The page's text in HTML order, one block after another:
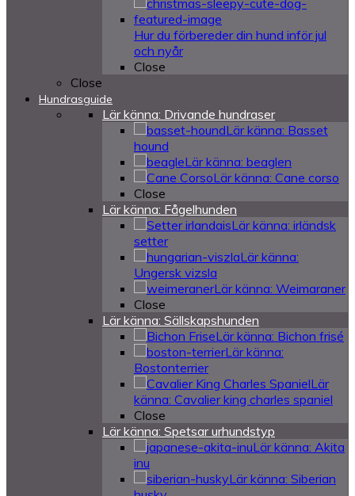
Hur du förbereder din hund inför jul
och nyår
Close
Close
Hundrasguide
Lär känna: Drivande hundraser
Lär känna: Basset
hound
Lär känna: beaglen
Lär känna: Cane corso
Close
Lär känna: Fågelhunden
Lär känna: irländsk
setter
Lär känna:
Ungersk vizsla
Lär känna: Weimaraner
Close
Lär känna: Sällskapshunden
Lär känna: Bichon frisé
Lär känna:
Bostonterrier
Lär
känna: Cavalier king charles spaniel
Close
Lär känna: Spetsar urhundstyp
Lär känna: Akita
inu
Lär känna: Siberian